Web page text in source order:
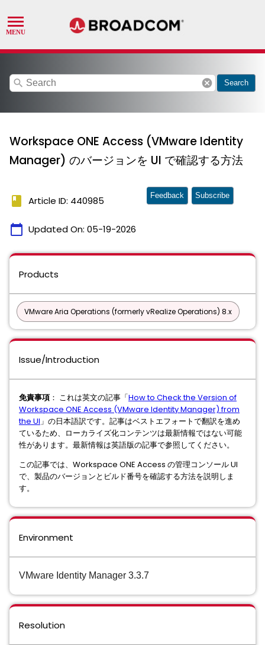
search cancel Search
Workspace ONE Access (VMware Identity
Manager) のバージョンを UI で確認する方法
book Article ID: 440985
calendar_today Updated On: 05-19-2026
Feedback Subscribe
Products
VMware Aria Operations (formerly vRealize Operations) 8.x
Issue/Introduction
免責事項 ： これは英文の記事「How to Check the Version of
Workspace ONE Access (VMware Identity Manager) from
the UI」の日本語訳です。記事はベストエフォートで翻訳を進め
ているため、ローカライズ化コンテンツは最新情報ではない可能
性があります。最新情報は英語版の記事で参照してください。
この記事では、Workspace ONE Access の管理コンソール UI
で、製品のバージョンとビルド番号を確認する方法を説明しま
す。
Environment
VMware Identity Manager 3.3.7
Resolution